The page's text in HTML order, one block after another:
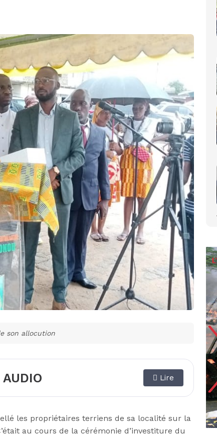
Côte d'Ivoire occupe le 6ème rang africain et la 31e place
son allocution
Lire
les propriétaires terriens de sa localité sur la
au cours de la cérémonie d’investiture du